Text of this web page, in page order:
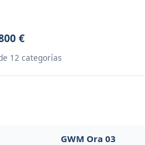
€
12 categorías
GWM Ora 03